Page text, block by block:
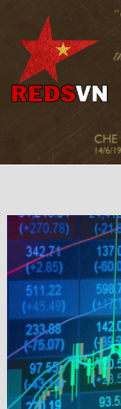
Kênh chia sẻ tri thức